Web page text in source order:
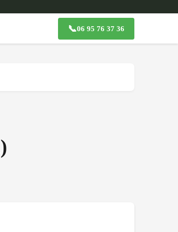
📞06 95 76 37 36
)